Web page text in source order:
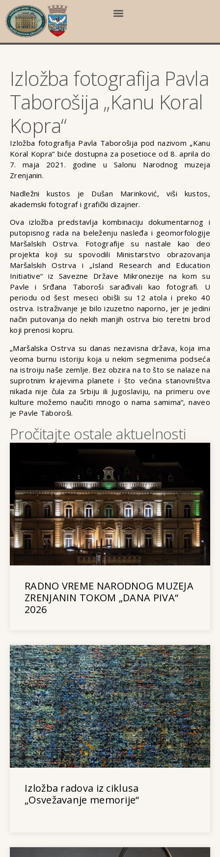
Izložba fotografija Pavla
Taborošija „Kanu Koral
Kopra“
Izložba fotografija Pavla Taborošija pod nazivom „Kanu
Koral Kopra“ biće dostupna za posetioce od 8. aprila do
7. maja 2021. godine u Salonu Narodnog muzeja
Zrenjanin.
Nadležni kustos je Dušan Marinković, viši kustos,
akademski fotograf i grafički dizajner.
Ova izložba predstavlja kombinaciju dokumentarnog i
putopisnog rada na beleženju nasleđa i geomorfologije
Maršalskih Ostrva. Fotografije su nastale kao deo
projekta koji su spovodili Ministarstvo obrazovanja
Maršalskih Ostrva i „Island Research and Education
Initiative“ iz Savezne Države Mikronezije na kom su
Pavle i Srđana Taboroši sarađivali kao fotografi. U
periodu od šest meseci obišli su 12 atola i preko 40
ostrva. Istraživanje je bilo izuzetno naporno, jer je jedini
način putovanja do nekih manjih ostrva bio teretni brod
koji prenosi kopru.
„Maršalska Ostrva su danas nezavisna država, koja ima
veoma burnu istoriju koja u nekim segmenima podseća
na istroiju naše zemlje. Bez obzira na to što se nalaze na
suprotnim krajevima planete i što većina stanovništva
nikada nije čula za Srbiju ili Jugoslaviju, na primeru ove
kulture možemo naučiti mnogo o nama samima“, naveo
je Pavle Taboroši.
Pročitajte ostale aktuelnosti
RADNO VREME NARODNOG MUZEJA
ZRENJANIN TOKOM „DANA PIVA“
2026
Izložba radova iz ciklusa
„Osvežavanje memorije“